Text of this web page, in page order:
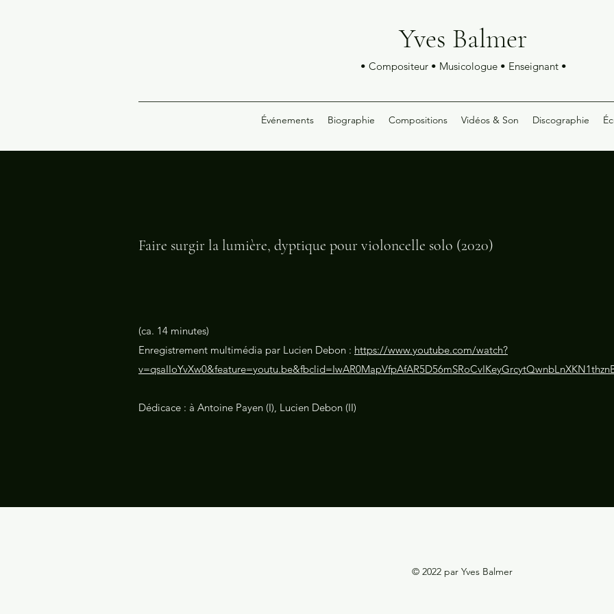
Yves Balmer
• Compositeur • Musicologue • Enseignant •
Événements Biographie Compositions Vidéos & Son Discographie
Faire surgir la lumière, dyptique pour violoncelle solo (2020)
(ca. 14 minutes)
Enregistrement multimédia par Lucien Debon : https://www.youtube.com/watch?
Dédicace : à Antoine Payen (I), Lucien Debon (II)
© 2022 par Yves Balmer